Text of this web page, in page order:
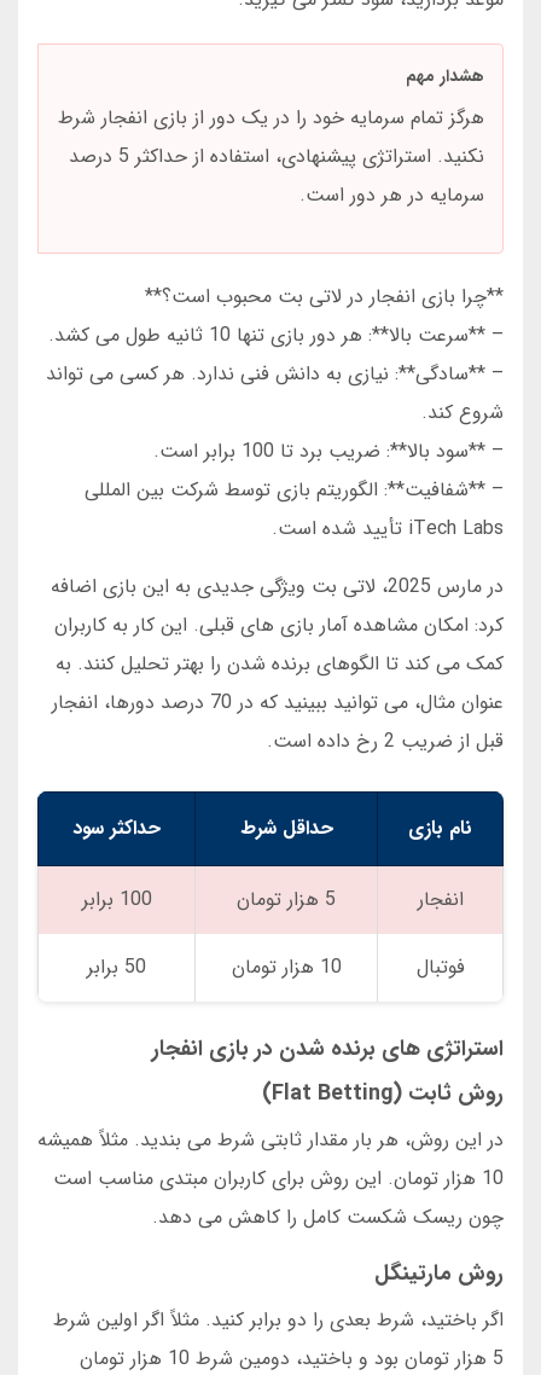
هشدار مهم
هرگز تمام سرمایه خود را در یک دور از بازی انفجار شرط
نکنید. استراتژی پیشنهادی، استفاده از حداکثر 5 درصد
سرمایه در هر دور است.
**چرا بازی انفجار در لاتی بت محبوب است؟**
– **سرعت بالا**: هر دور بازی تنها 10 ثانیه طول می کشد.
– **سادگی**: نیازی به دانش فنی ندارد. هر کسی می تواند
شروع کند.
– **سود بالا**: ضریب برد تا 100 برابر است.
– **شفافیت**: الگوریتم بازی توسط شرکت بین المللی
iTech Labs تأیید شده است.
در مارس 2025، لاتی بت ویژگی جدیدی به این بازی اضافه
کرد: امکان مشاهده آمار بازی های قبلی. این کار به کاربران
کمک می کند تا الگوهای برنده شدن را بهتر تحلیل کنند. به
عنوان مثال، می توانید ببینید که در 70 درصد دورها، انفجار
قبل از ضریب 2 رخ داده است.
نام بازی حداقل شرط حداکثر سود
انفجار 5 هزار تومان 100 برابر
فوتبال 10 هزار تومان 50 برابر
استراتژی های برنده شدن در بازی انفجار
روش ثابت (Flat Betting)
در این روش، هر بار مقدار ثابتی شرط می بندید. مثلاً همیشه
10 هزار تومان. این روش برای کاربران مبتدی مناسب است
چون ریسک شکست کامل را کاهش می دهد.
روش مارتینگل
اگر باختید، شرط بعدی را دو برابر کنید. مثلاً اگر اولین شرط
5 هزار تومان بود و باختید، دومین شرط 10 هزار تومان